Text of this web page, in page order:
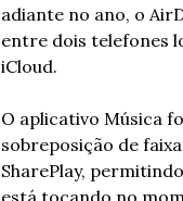
adiante no ano, o
entre dois telefones
iCloud.
O aplicativo Música
sobreposição de
SharePlay,
está tocando no